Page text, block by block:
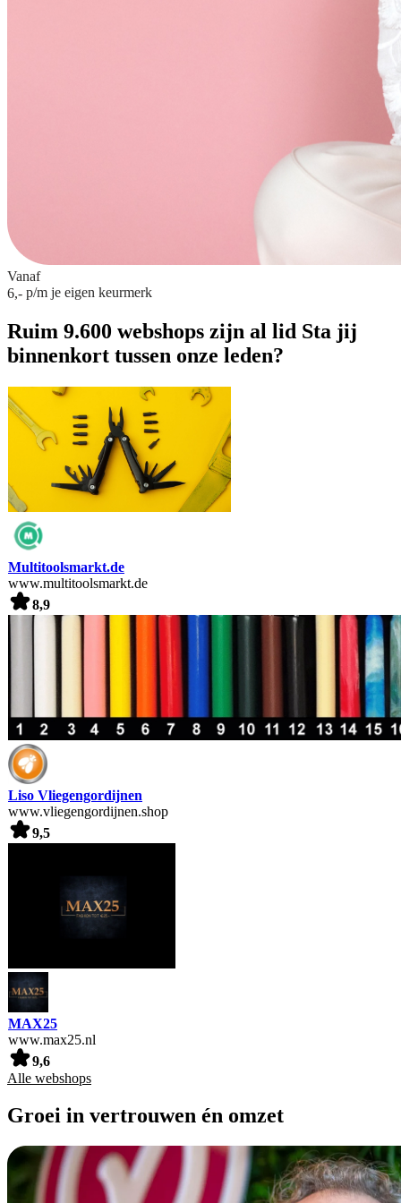
Vanaf
6,- p/m je eigen keurmerk
Ruim 9.600 webshops zijn al lid Sta jij
binnenkort tussen onze leden?
Multitoolsmarkt.de
www.multitoolsmarkt.de
8,9
Liso Vliegengordijnen
www.vliegengordijnen.shop
9,5
MAX25
www.max25.nl
9,6
Alle webshops
Groei in vertrouwen én omzet